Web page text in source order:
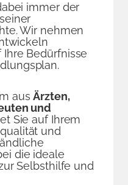
immer der
Wir nehmen
Bedürfnisse
ausÄrzten,
und
Sie auf Ihrem
und
die ideale
Selbsthilfe und